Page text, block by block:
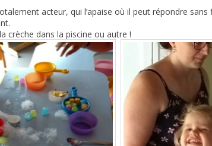
acteur, qui l’apaise où il peut répondre
crèche dans la piscine ou autre !